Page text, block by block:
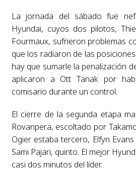
La jornada del sábado fue
Hyundai, cuyos dos pilotos,
Fourmaux, sufrieron problemas
que los radiaron de las
hay que sumarle la penalización
aplicaron a Ott Tänak por
comisario durante un control.
El cierre de la segunda etapa
Rovanperä, escoltado por
Ogier estaba tercero, Elfyn
Sami Pajari, quinto. El mejor
casi dos minutos del líder.